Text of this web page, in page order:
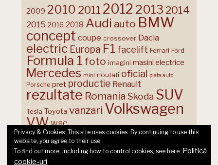
2009 2010 2011 2012 2013 2014
2015 2016 2018 Audi auto BMW
concept coupe crossover Dacia
electric Europa F1 facelift Ferrari Ford
Formula 1 foto imagini masini electrice
Mercedes mini noutati oficial piata auto
Porsche pret productie Renault
rezultate Romania Skoda SUV
Tesla Toyota vanzari Volkswagen
VW WRC
Privacy & Cookies: This site uses cookies. By continuing to use this
website, you agree to their use.
To find out more, including how to control cookies, see here: Politică
cookie-uri